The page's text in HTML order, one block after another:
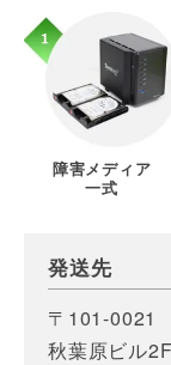
障害メディア
一式
発送先
〒101-0021
秋葉原ビル2F